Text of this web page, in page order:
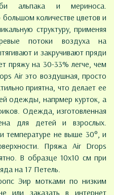
альпака и мериноса.
количестве цветов и
структуру, применяя
потоки воздуха на
и закручивают пряди
пряжу на 30-33% легче, чем
Air это воздушная, просто
приятна, что делает ее
одежды, напрмер курток, а
Одежда, изготовленная
для детей и взрослых.
температуре не выше 30°, и
Пряжа Air Drops
В образце 10х10 см при
на 17 Петель.
Эир мотками по низким
или заказать в интернет